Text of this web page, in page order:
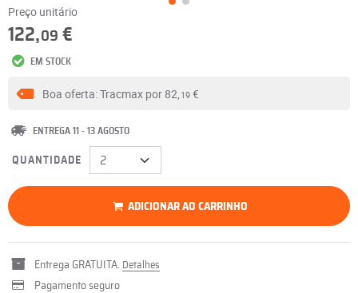
Preço unitário
122,09 €
EM STOCK
Boa oferta: Tracmax por 82, 19€
ENTREGA 11 - 13 AGOSTO
QUANTIDADE
ADICIONAR AO CARRINHO
Entrega GRATUITA. Detalhes
Pagamento seguro